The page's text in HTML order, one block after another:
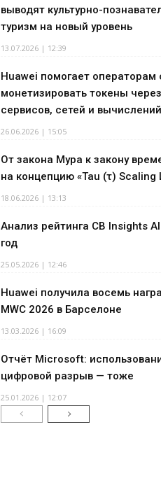
выводят культурно-
туризм на новый уровень
13.07.2026 | 12:39
Huawei помогает операторам
монетизировать токены
сервисов, сетей и вычислений
26.06.2026 | 15:05
От закона Мура к закону
на концепцию «Tau (τ) Scaling
18.06.2026 | 13:13
Анализ рейтинга CB Insights
год
25.05.2026 | 12:46
Huawei получила восемь
MWC 2026 в Барселоне
13.03.2026 | 16:09
Отчёт Microsoft:
цифровой разрыв — тоже
25.01.2026 | 12:07